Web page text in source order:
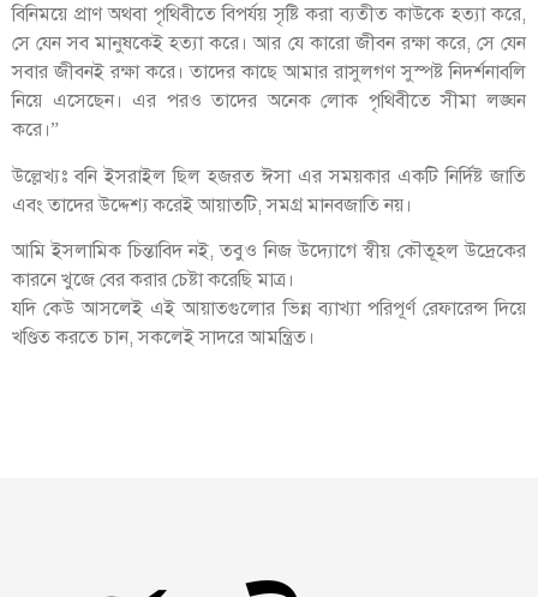
বিনিময়ে প্রাণ অথবা পৃথিবীতে বিপর্যয় সৃষ্টি করা ব্যতীত কাউকে হত্যা করে,
সে যেন সব মানুষকেই হত্যা করে। আর যে কারো জীবন রক্ষা করে, সে যেন
সবার জীবনই রক্ষা করে। তাদের কাছে আমার রাসুলগণ সুস্পষ্ট নিদর্শনাবলি
নিয়ে এসেছেন। এর পরও তাদের অনেক লোক পৃথিবীতে সীমা লঙ্ঘন
করে।”
উল্লেখ্যঃ বনি ইসরাইল ছিল হজরত ঈসা এর সময়কার একটি নির্দিষ্ট জাতি
এবং তাদের উদ্দেশ্য করেই আয়াতটি, সমগ্র মানবজাতি নয়।
আমি ইসলামিক চিন্তাবিদ নই, তবুও নিজ উদ্যোগে স্বীয় কৌতূহল উদ্রেকের
কারনে খুজে বের করার চেষ্টা করেছি মাত্র।
যদি কেউ আসলেই এই আয়াতগুলোর ভিন্ন ব্যাখ্যা পরিপূর্ণ রেফারেন্স দিয়ে
খণ্ডিত করতে চান, সকলেই সাদরে আমন্ত্রিত।